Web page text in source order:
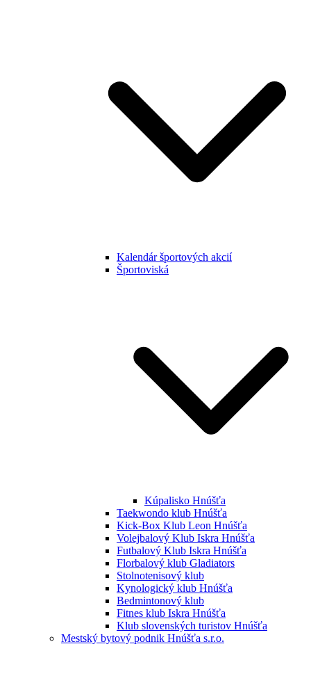
Kalendár športových akcií
Športoviská
Kúpalisko Hnúšťa
Taekwondo klub Hnúšťa
Kick-Box Klub Leon Hnúšťa
Volejbalový Klub Iskra Hnúšťa
Futbalový Klub Iskra Hnúšťa
Florbalový klub Gladiators
Stolnotenisový klub
Kynologický klub Hnúšťa
Bedmintonový klub
Fitnes klub Iskra Hnúšťa
Klub slovenských turistov Hnúšťa
Mestský bytový podnik Hnúšťa s.r.o.